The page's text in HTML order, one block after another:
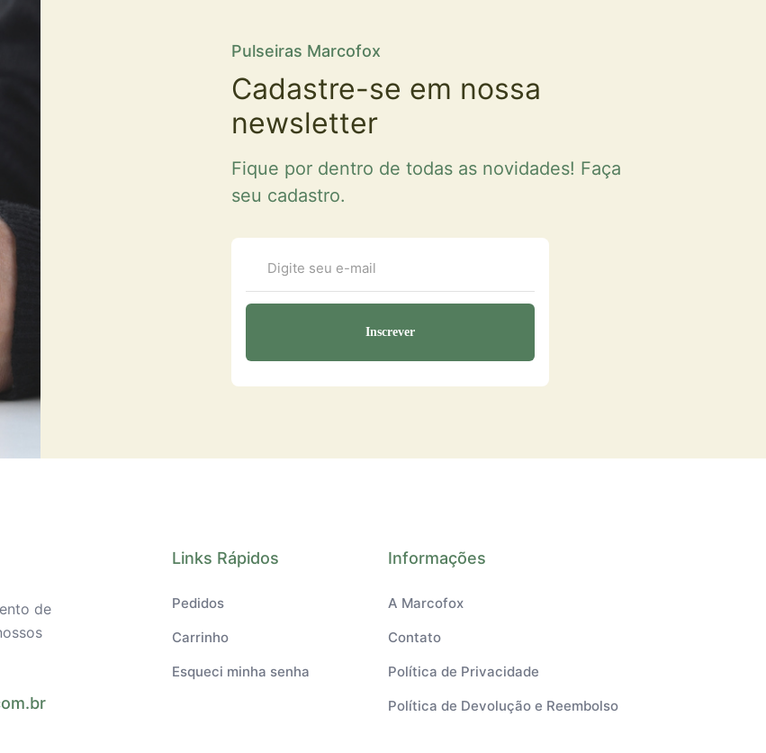
Pulseiras Marcofox
Cadastre-se em nossa
newsletter
Fique por dentro de todas as novidades! Faça
seu cadastro.
de
Links Rápidos
Pedidos
Carrinho
Esqueci minha senha
Informações
A Marcofox
Contato
Política de Privacidade
Política de Devolução e Reembolso